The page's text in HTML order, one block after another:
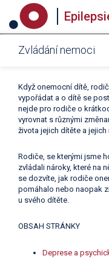
Zvládání nemoci
Když onemocní dítě,
vypořádat a o dítě se
nejde pro rodiče o
vyrovnat s různými
života jejich dítěte a
Rodiče, se kterými jsme
zvládali nároky, které na
se dozvíte, jak rodiče
pomáhalo nebo naopak
u svého dítěte.
OBSAH STRÁNKY
Deprese a